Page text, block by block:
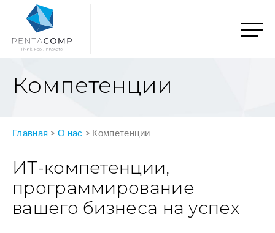
Компетенции
Главная >О нас > Компетенции
ИТ-компетенции,
программирование
вашего бизнеса на успех